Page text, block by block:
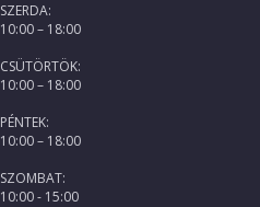
SZERDA:
10:00 – 18:00
CSÜTÖRTÖK:
10:00 – 18:00
PÉNTEK:
10:00 – 18:00
SZOMBAT:
10:00 - 15:00